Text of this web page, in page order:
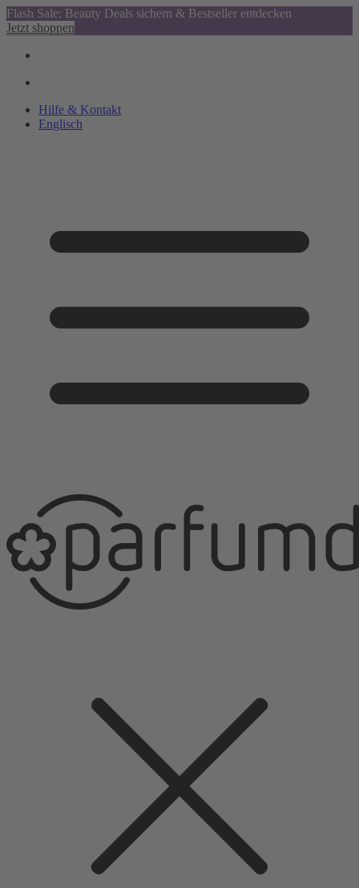
Flash Sale: Beauty Deals sichern & Bestseller entdecken
Jetzt shoppen
Hilfe & Kontakt
Englisch